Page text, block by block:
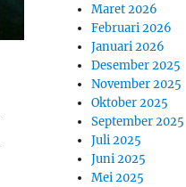
Maret 2026
Februari 2026
Januari 2026
Desember 2025
November 2025
Oktober 2025
September 2025
Juli 2025
Juni 2025
Mei 2025